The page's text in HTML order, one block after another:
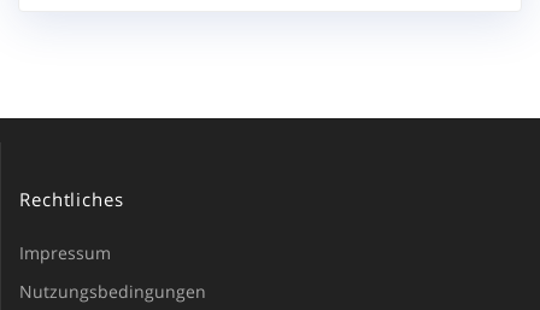
Rechtliches
Impressum
Nutzungsbedingungen